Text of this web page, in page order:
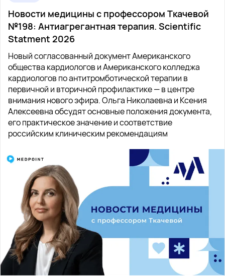
Новости медицины с профессором Ткачевой
№198: Антиагрегантная терапия. Scientific
Statment 2026
Новый согласованный документ Американского
общества кардиологов и Американского колледжа
кардиологов по антитромботической терапии в
первичной и вторичной профилактике — в центре
внимания нового эфира. Ольга Николаевна и Ксения
Алексеевна обсудят основные положения документа,
его практическое значение и соответствие
российским клиническим рекомендациям